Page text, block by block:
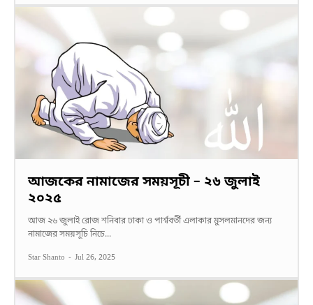
আজকের নামাজের সময়সূচী – ২৬ জুলাই
২০২৫
আজ ২৬ জুলাই রোজ শনিবার ঢাকা ও পার্শ্ববর্তী এলাকার মুসলমানদের জন্য
নামাজের সময়সূচি নিচে...
Star Shanto - Jul 26, 2025